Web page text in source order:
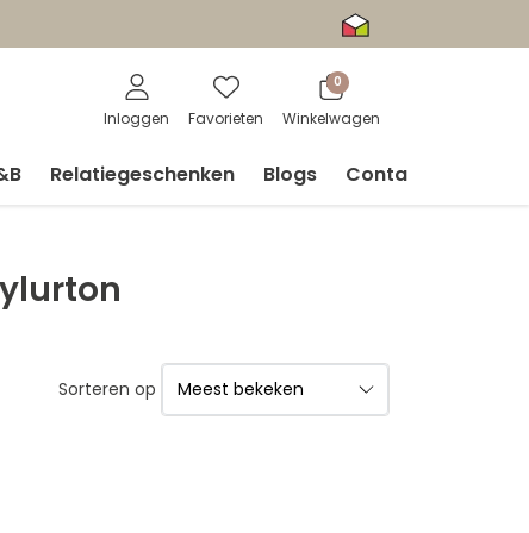
Inloggen Favorieten
0
Winkelwagen
Relatiegeschenken Blogs Contact
Sorteren op